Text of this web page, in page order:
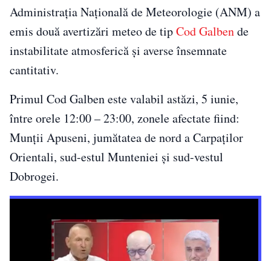
Administrația Națională de Meteorologie (ANM) a
emis două avertizări meteo de tipCod Galbende
instabilitate atmosferică și averse însemnate
cantitativ.
Primul Cod Galben este valabil astăzi, 5 iunie,
între orele 12:00 – 23:00, zonele afectate fiind:
Munții Apuseni, jumătatea de nord a Carpaților
Orientali, sud-estul Munteniei și sud-vestul
Dobrogei.